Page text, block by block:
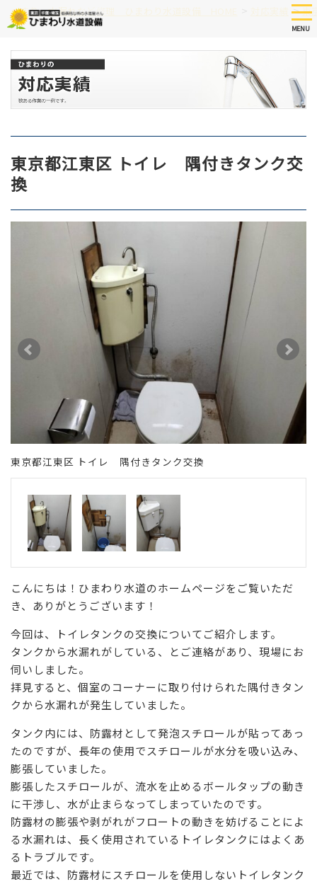
Skip
to
content
MENU
つまり、水漏れなど修理 ひまわり水道設備 HOME >東
東京都江東区 トイレ 隅付きタンク交
換
東京都江東区 トイレ 隅付きタンク交換
こんにちは！ひまわり水道のホームページをご覧いただ
き、ありがとうございます！
今回は、トイレタンクの交換についてご紹介します。
タンクから水漏れがしている、とご連絡があり、現場にお
伺いしました。
拝見すると、個室のコーナーに取り付けられた隅付きタン
クから水漏れが発生していました。
タンク内には、防露材として発泡スチロールが貼ってあっ
たのですが、長年の使用でスチロールが水分を吸い込み、
膨張していました。
膨張したスチロールが、流水を止めるボールタップの動き
に干渉し、水が止まらなってしまっていたのです。
防露材の膨張や剥がれがフロートの動きを妨げることによ
る水漏れは、長く使用されているトイレタンクにはよくあ
るトラブルです。
最近では、防露材にスチロールを使用しないトイレタンク